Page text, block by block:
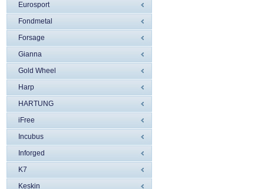
Eurosport
Fondmetal
Forsage
Gianna
Gold Wheel
Harp
HARTUNG
iFree
Incubus
Inforged
K7
Keskin